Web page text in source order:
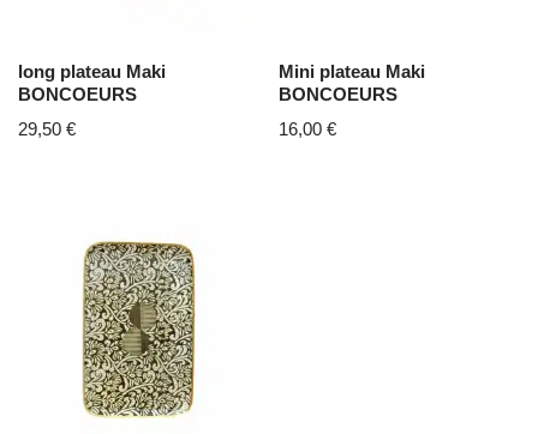
long plateau Maki
BONCOEURS
29,50 €
Mini plateau Maki
BONCOEURS
16,00€